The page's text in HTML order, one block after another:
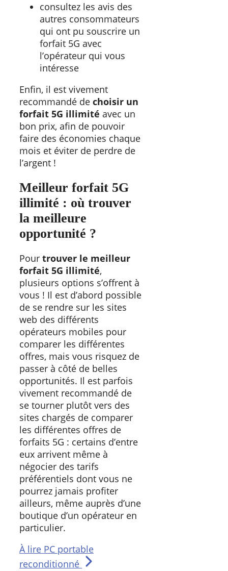
consultez les avis des
autres consommateurs
qui ont pu souscrire un
forfait 5G avec
l’opérateur qui vous
intéresse
Enfin, il est vivement
recommandé de choisir un
forfait 5G illimité avec un
bon prix, afin de pouvoir
faire des économies chaque
mois et éviter de perdre de
l’argent !
Meilleur forfait 5G
illimité : où trouver
la meilleure
opportunité ?
Pour trouver le meilleur
forfait 5G illimité,
plusieurs options s’offrent à
vous ! Il est d’abord possible
de se rendre sur les sites
web des différents
opérateurs mobiles pour
comparer les différentes
offres, mais vous risquez de
passer à côté de belles
opportunités. Il est parfois
vivement recommandé de
se tourner plutôt vers des
sites chargés de comparer
les différentes offres de
forfaits 5G : certains d’entre
eux arrivent même à
négocier des tarifs
préférentiels dont vous ne
pourrez jamais profiter
ailleurs, même auprès d’une
boutique d’un opérateur en
particulier.
À lire PC portable
reconditionné